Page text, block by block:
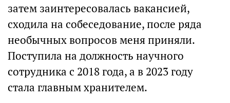
затем заинтересовалась вакансией,
сходила на собеседование, после ряда
необычных вопросов меня приняли.
Поступила на должность научного
сотрудника с 2018 года, а в 2023 году
стала главным хранителем.